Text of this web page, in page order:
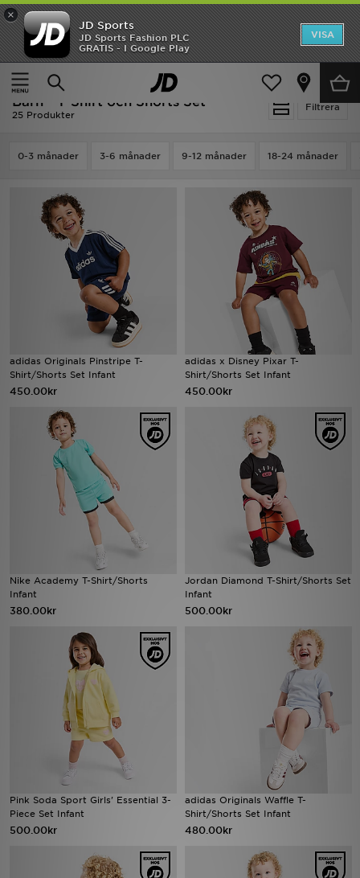
×
JD Sports
JD Sports Fashion PLC
GRATIS - I Google Play
VISA
Ny termin, ny stil Essentials för skolstarten
Hem
Barn Babykläder (0-3 År) T-Shirt och Shorts Set
Filtrera
Barn - T-Shirt och Shorts Set
25 Produkter
0-3 månader 3-6 månader 9-12 månader 18-24 månader
adidas Originals Pinstripe T-
Shirt/Shorts Set Infant
450.00kr
adidas x Disney Pixar T-
Shirt/Shorts Set Infant
450.00kr
Nike Academy T-Shirt/Shorts
Infant
380.00kr
Jordan Diamond T-Shirt/Shorts Set
Infant
500.00kr
Pink Soda Sport Girls' Essential 3-
Piece Set Infant
500.00kr
adidas Originals Waffle T-
Shirt/Shorts Set Infant
480.00kr
Hem
Rea
Nyheter
Varumärken
Fotboll
Ladda ner appen
Mitt JD
Mina meddelanden
Kundservice